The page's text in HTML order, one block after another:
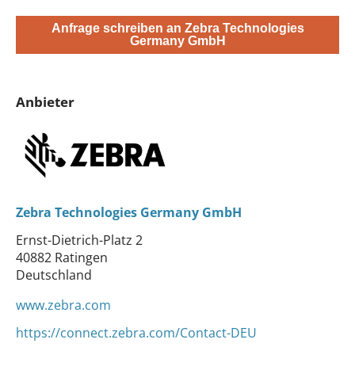
Anfrage schreiben an Zebra Technologies
Germany GmbH
Anbieter
Zebra Technologies Germany GmbH
Ernst-Dietrich-Platz 2
40882 Ratingen
Deutschland
www.zebra.com
https://connect.zebra.com/Contact-DEU